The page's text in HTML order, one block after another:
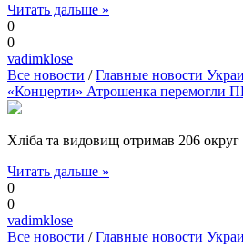
Читать дальше »
0
0
vadimklose
Все новости /Главные новости
«Концерти» Атрошенка перемогли
Хліба та видовищ отримав 206 округ
Читать дальше »
0
0
vadimklose
Все новости /Главные новости